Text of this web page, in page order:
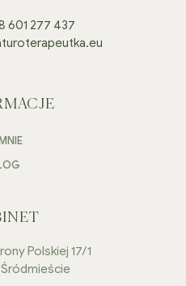
601 277 437
Polskiej 17/1